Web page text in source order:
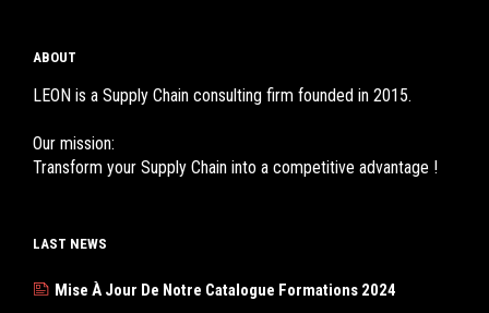
ABOUT
LEON is a Supply Chain consulting firm founded in 2015.
Our mission:
Transform your Supply Chain into a competitive advantage !
LAST NEWS
Mise À Jour De Notre Catalogue Formations 2024